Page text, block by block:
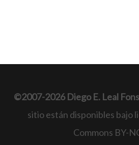
©2007-2026 Diego E. Leal
sitio están disponibles bajo
Commons BY-